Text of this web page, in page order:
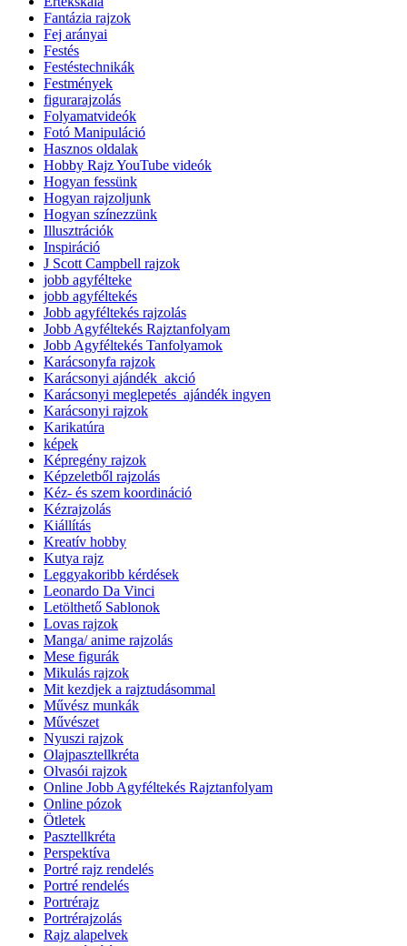
Fantázia rajzok
Fej arányai
Festés
Festéstechnikák
Festmények
figurarajzolás
Folyamatvideók
Fotó Manipuláció
Hasznos oldalak
Hobby Rajz YouTube videók
Hogyan fessünk
Hogyan rajzoljunk
Hogyan színezzünk
Illusztrációk
Inspiráció
J Scott Campbell rajzok
jobb agyfélteke
jobb agyféltekés
Jobb agyféltekés rajzolás
Jobb Agyféltekés Rajztanfolyam
Jobb Agyféltekés Tanfolyamok
Karácsonyfa rajzok
Karácsonyi ajándék_akció
Karácsonyi meglepetés_ajándék ingyen
Karácsonyi rajzok
Karikatúra
képek
Képregény rajzok
Képzeletből rajzolás
Kéz- és szem koordináció
Kézrajzolás
Kiállítás
Kreatív hobby
Kutya rajz
Leggyakoribb kérdések
Leonardo Da Vinci
Letölthető Sablonok
Lovas rajzok
Manga/ anime rajzolás
Mese figurák
Mikulás rajzok
Mit kezdjek a rajztudásommal
Művész munkák
Művészet
Nyuszi rajzok
Olajpasztellkréta
Olvasói rajzok
Online Jobb Agyféltekés Rajztanfolyam
Online pózok
Ötletek
Pasztellkréta
Perspektíva
Portré rajz rendelés
Portré rendelés
Portrérajz
Portrérajzolás
Rajz alapelvek